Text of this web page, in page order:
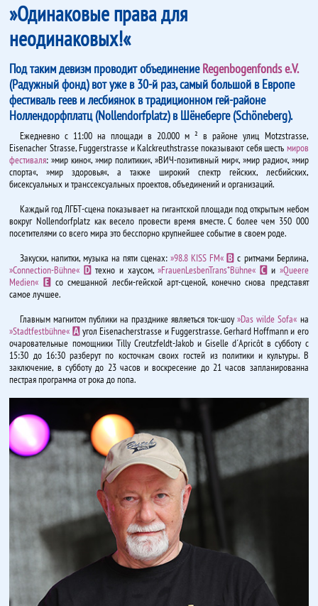
»Одинаковые права для
неодинаковых!«
Под таким девизм проводит объединениеRegenbogenfonds e.V.
(Радужный фонд) вот уже в 30-й раз, самый большой в Европе
фестиваль геев и лесбиянок в традиционном гей-районе
Ноллендорфплатц (Nollendorfplatz) в Шёнеберге (Schöneberg).
Ежедневно с 11:00 на площади в 20.000 м ² в районе улиц Motzstrasse,
Eisenacher Strasse, Fuggerstrasse и Kalckreuthstrasse показывают себя шесть миров
фестиваля: »мир кино«, »мир политики«, »ВИЧ-позитивный мир«, »мир радио«, »мир
спорта«, »мир здоровья«, а также широкий спектр гейских, лесбийских,
бисексуальных и транссексуальных проектов, объединений и организаций.
Каждый год ЛГБТ-сцена показывает на гигантской площади под открытым небом
вокруг Nollendorfplatz как весело провести время вместе. С более чем 350 000
посетителями со всего мира это бесспорно крупнейшее событие в своем роде.
Закуски, напитки, музыка на пяти сценах:»98.8 KISS FM«B с ритмами Берлина,
»Connection-Bühne« Dтехно и хаусом,»FrauenLesbenTrans*Bühne« Cи »Queere
Medien« Eсо смешанной лесби-гейской арт-сценой, конечно снова представят
самое лучшее.
Главным магнитом публики на празднике являеться ток-шоу»Das wilde Sofa« на
»Stadtfestbühne« Aугол Eisenacherstrasse и Fuggerstrasse. Gerhard Hoffmann и его
очаровательные помощники Tilly Creutzfeldt-Jakob и Giselle d´Apricôt в субботу с
15:30 до 16:30 разберут по косточкам своих гостей из политики и культуры. В
заключение, в субботу до 23 часов и воскресение до 21 часов запланированна
пестрая программа от рока до попа.